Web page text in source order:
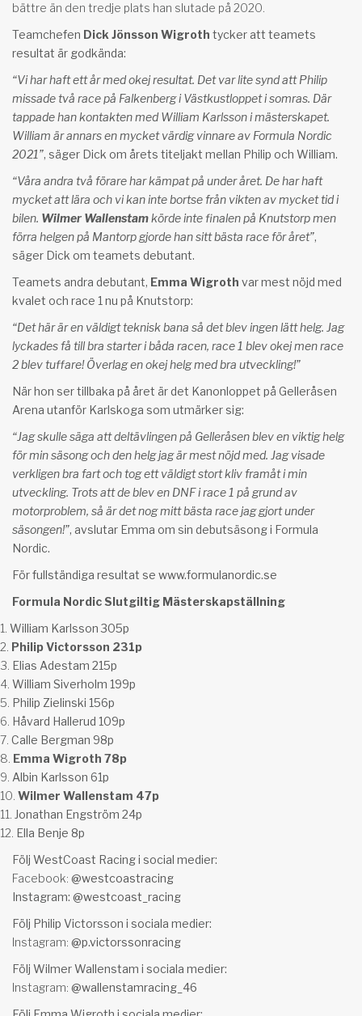
bättre än den tredje plats han slutade på 2020.
Teamchefen Dick Jönsson Wigroth tycker att teamets
resultat är godkända:
“Vi har haft ett år med okej resultat. Det var lite synd att Philip
missade två race på Falkenberg i Västkustloppet i somras. Där
tappade han kontakten med William Karlsson i mästerskapet.
William är annars en mycket värdig vinnare av Formula Nordic
2021”, säger Dick om årets titeljakt mellan Philip och William.
“Våra andra två förare har kämpat på under året. De har haft
mycket att lära och vi kan inte bortse från vikten av mycket tid i
bilen. Wilmer Wallenstamkörde inte finalen på Knutstorp men
förra helgen på Mantorp gjorde han sitt bästa race för året”,
säger Dick om teamets debutant.
Teamets andra debutant, Emma Wigroth var mest nöjd med
kvalet och race 1 nu på Knutstorp:
“Det här är en väldigt teknisk bana så det blev ingen lätt helg. Jag
lyckades få till bra starter i båda racen, race 1 blev okej men race
2 blev tuffare! Överlag en okej helg med bra utveckling!”
När hon ser tillbaka på året är det Kanonloppet på Gelleråsen
Arena utanför Karlskoga som utmärker sig:
“Jag skulle säga att deltävlingen på Gelleråsen blev en viktig helg
för min säsong och den helg jag är mest nöjd med. Jag visade
verkligen bra fart och tog ett väldigt stort kliv framåt i min
utveckling. Trots att de blev en DNF i race 1 på grund av
motorproblem, så är det nog mitt bästa race jag gjort under
säsongen!”, avslutar Emma om sin debutsäsong i Formula
Nordic.
För fullständiga resultat se www.formulanordic.se
Formula Nordic Slutgiltig Mästerskapställning
William Karlsson 305p
Philip Victorsson 231p
Elias Adestam 215p
William Siverholm 199p
Philip Zielinski 156p
Håvard Hallerud 109p
Calle Bergman 98p
Emma Wigroth 78p
Albin Karlsson 61p
Wilmer Wallenstam 47p
Jonathan Engström 24p
Ella Benje 8p
Följ WestCoast Racing i social medier:
Facebook: @westcoastracing
Instagram: @westcoast_racing
Följ Philip Victorsson i sociala medier:
Instagram: @p.victorssonracing
Följ Wilmer Wallenstam i sociala medier:
Instagram: @wallenstamracing_46